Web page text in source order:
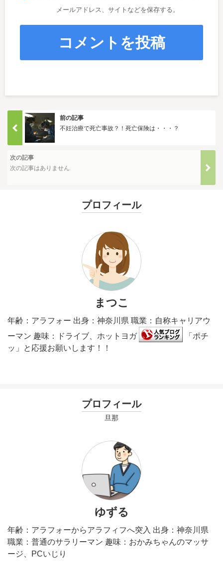
メールアドレス、サイトなどを保存する。
前の記事
不妊治療で死亡事故？！死亡保険は・・・？
次の記事
次の記事はありません
プロフィール
まつこ
年齢：アラフォー 出身：神奈川県 職業：自称キャリアウ
ーマン 趣味：ドライブ、ホットヨガ
「ポチ
ッ」と応援お願いします！！
プロフィール
旦那
ゆずる
年齢：アラフォーからアラフィフへ突入 出身：神奈川県
職業：普通のサラリーマン 趣味：おかみちゃんのマッサ
ージ、PCいじり